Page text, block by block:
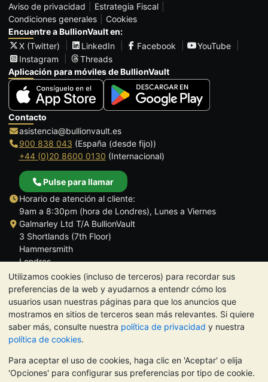
Utilizamos cookies (incluso de terceros) para recordar sus
preferencias de la web y ayudarnos a entendr cómo los
usuarios usan nuestras páginas para que los anuncios que
mostramos en sitios de terceros sean más relevantes. Si quiere
saber más, consulte nuestra política de privacidad y nuestra
política de cookies.
Para aceptar el uso de cookies, haga clic en 'Aceptar' o elija
'Opciones' para configurar sus preferencias por tipo de cookie.
Aviso de privacidad
Estrategia Fiscal
Condiciones generales
Cookies
Encuentre a BullionVault en:
X (Twitter)
LinkedIn Facebook
YouTube
Instagram
Threads
Aplicación para móviles de BullionVault
Contacto
asistencia@bullionvault.es
900 838 043 (España (desde fijo))
+44 (0)20 8600 0130 (Internacional)
Pulse para llamar
Horario de atención al cliente:
9am a 8:30pm (hora de Londres), Lunes a Viernes
Galmarley Ltd T/A BullionVault
3 Shortlands (7th Floor)
Hammersmith
Londres
W6 8DA
Reino Unido
NOTA: El valor de los metales preciosos puede tanto bajar como
subir. Las tendencias históricas no garantizan la evolución